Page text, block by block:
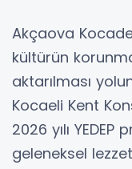
Akçaova
kültürün
aktarılması
Kocaeli Kent
2026 yılı
geleneksel